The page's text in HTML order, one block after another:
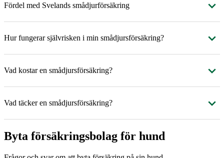
Fördel med Svelands smådjurförsäkring
Hur fungerar självrisken i min smådjursförsäkring?
Vad kostar en smådjursförsäkring?
Vad täcker en smådjursförsäkring?
Byta försäkringsbolag för hund